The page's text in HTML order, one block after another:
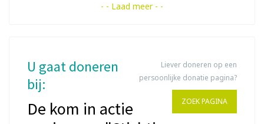
- - Laad meer - -
Liever doneren op een
persoonlijke donatie pagina?
ZOEK PAGINA
U gaat doneren
bij:
De kom in actie